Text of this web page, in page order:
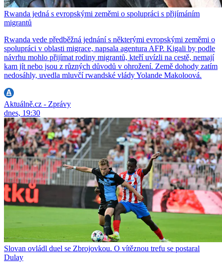
Rwanda jedná s evropskými zeměmi o spolupráci s přijímáním
migrantů
Rwanda vede předběžná jednání s některými evropskými zeměmi o
spolupráci v oblasti migrace, napsala agentura AFP. Kigali by podle
návrhu mohlo přijímat rodiny migrantů, kteří uvízli na cestě, nemají
kam jít nebo jsou z různých důvodů v ohrožení. Země dohody zatím
nedosáhly, uvedla mluvčí rwandské vlády Yolande Makoloová.
Aktuálně.cz - Zprávy
dnes, 19:30
Slovan ovládl duel se Zbrojovkou. O vítěznou trefu se postaral
Dulay